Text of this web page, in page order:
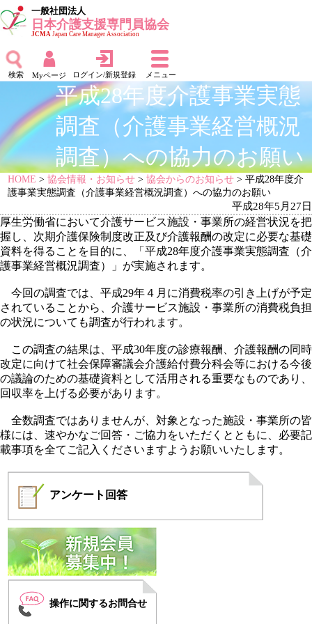
一般社団法人
日本介護支援専門員協会
JCMAJapan Care Manager Association
検索 Myページ ログイン/新規登録 メニュー
平成28年度介護事業実態
調査（介護事業経営概況
調査）への協力のお願い
HOME >協会情報・お知らせ >協会からのお知らせ > 平成28年度介
護事業実態調査（介護事業経営概況調査）への協力のお願い
平成28年5月27日
厚生労働省において介護サービス施設・事業所の経営状況を把
握し、次期介護保険制度改正及び介護報酬の改定に必要な基礎
資料を得ることを目的に、「平成28年度介護事業実態調査（介
護事業経営概況調査）」が実施されます。
今回の調査では、平成29年４月に消費税率の引き上げが予定
されていることから、介護サービス施設・事業所の消費税負担
の状況についても調査が行われます。
この調査の結果は、平成30年度の診療報酬、介護報酬の同時
改定に向けて社会保障審議会介護給付費分科会等における今後
の議論のための基礎資料として活用される重要なものであり、
回収率を上げる必要があります。
全数調査ではありませんが、対象となった施設・事業所の皆
様には、速やかなご回答・ご協力をいただくとともに、必要記
載事項を全てご記入くださいますようお願いいたします。
アンケート 回答
操作に関するお問合せ